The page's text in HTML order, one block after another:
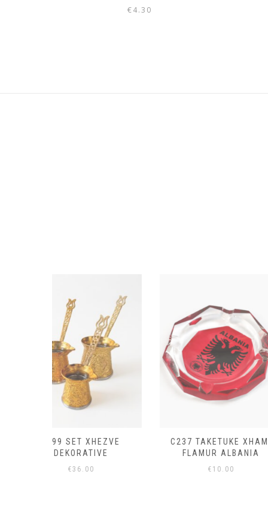
€4.30
C237 TAKETUKE XHAMI
FLAMUR ALBANIA
C40
KALAJA